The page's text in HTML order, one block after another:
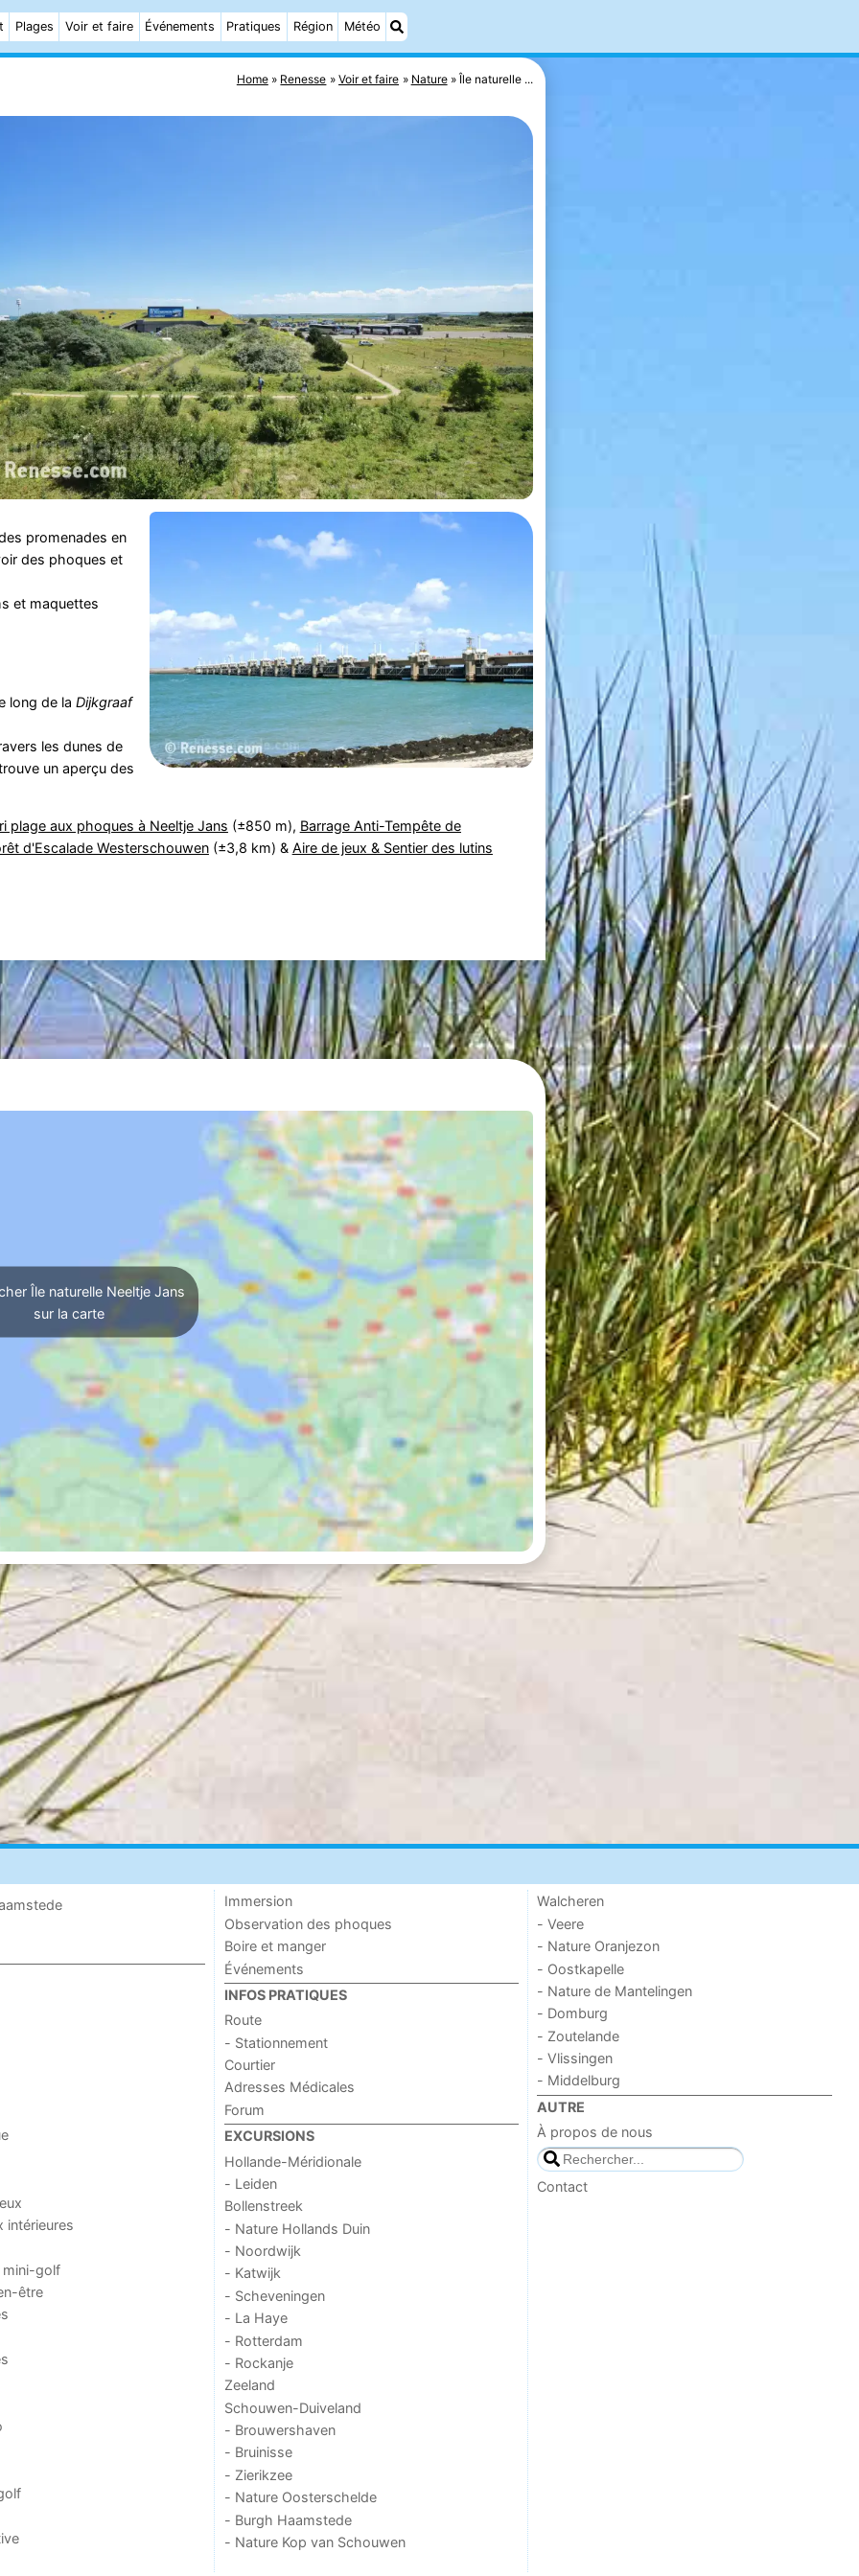
Plages Voir et faire Événements Pratiques Région Météo
Home Renesse Voir et faire Nature Île naturelle ...
promenades en
des phoques et
et maquettes
long de laDijkgraaf
les dunes de
un aperçu des
plage aux phoques à Neeltje Jans (±850 m), Barrage Anti-Tempête de
d'Escalade Westerschouwen(±3,8 km) & Aire de jeux & Sentier des lutins
Île naturelle Neeltje Jans
sur la carte
intérieures
mini-golf
être
Immersion
Observation des phoques
Boire et manger
Événements
INFOS PRATIQUES
Route
- Stationnement
Courtier
Adresses Médicales
Forum
EXCURSIONS
Hollande-Méridionale
- Leiden
Bollenstreek
- Nature Hollands Duin
- Noordwijk
- Katwijk
- Scheveningen
- La Haye
- Rotterdam
- Rockanje
Zeeland
Schouwen-Duiveland
- Brouwershaven
- Bruinisse
- Zierikzee
- Nature Oosterschelde
- Burgh Haamstede
- Nature Kop van Schouwen
Walcheren
- Veere
- Nature Oranjezon
- Oostkapelle
- Nature de Mantelingen
- Domburg
- Zoutelande
- Vlissingen
- Middelburg
AUTRE
À propos de nous
Contact